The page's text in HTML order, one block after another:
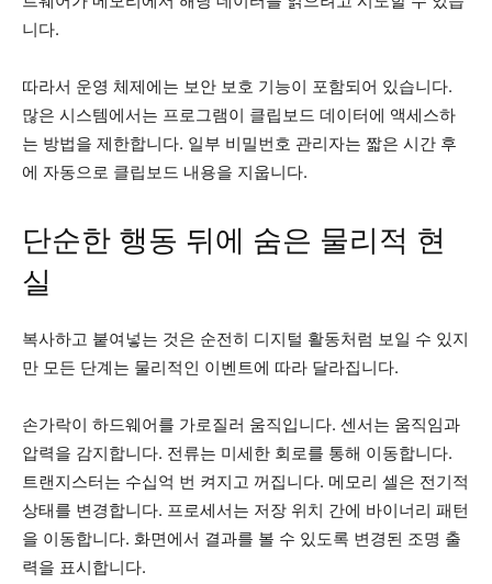
니다.
따라서 운영 체제에는 보안 보호 기능이 포함되어 있습니다.
많은 시스템에서는 프로그램이 클립보드 데이터에 액세스하
는 방법을 제한합니다. 일부 비밀번호 관리자는 짧은 시간 후
에 자동으로 클립보드 내용을 지웁니다.
단순한 행동 뒤에 숨은 물리적 현
실
복사하고 붙여넣는 것은 순전히 디지털 활동처럼 보일 수 있지
만 모든 단계는 물리적인 이벤트에 따라 달라집니다.
손가락이 하드웨어를 가로질러 움직입니다. 센서는 움직임과
압력을 감지합니다. 전류는 미세한 회로를 통해 이동합니다.
트랜지스터는 수십억 번 켜지고 꺼집니다. 메모리 셀은 전기적
상태를 변경합니다. 프로세서는 저장 위치 간에 바이너리 패턴
을 이동합니다. 화면에서 결과를 볼 수 있도록 변경된 조명 출
력을 표시합니다.